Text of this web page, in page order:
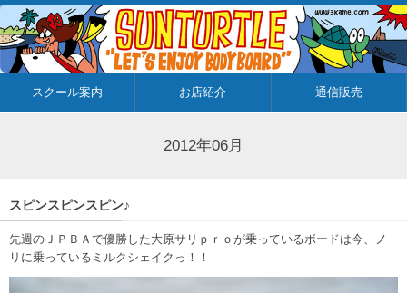
スクール案内 お店紹介 通信販売
2012年06月
スピンスピンスピン♪
先週のＪＰＢＡで優勝した大原サリｐｒｏが乗っているボードは今、ノ
リに乗っているミルクシェイクっ！！